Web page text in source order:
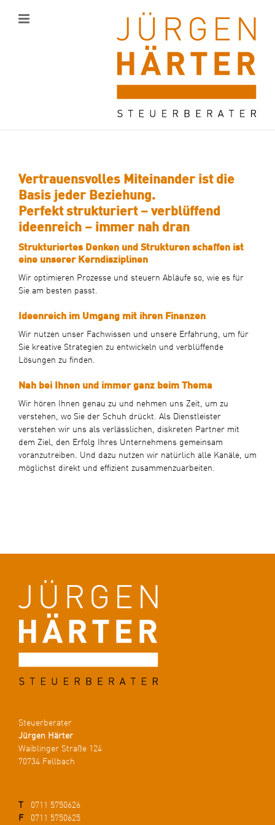
Inhalt
Vertrauensvolles Miteinander ist die
Basis jeder Beziehung.
Perfekt strukturiert – verblüffend
ideenreich – immer nah dran
Strukturiertes Denken und Strukturen schaffen ist
eine unserer Kerndisziplinen
Wir optimieren Prozesse und steuern Abläufe so, wie es für
Sie am besten passt.
Ideenreich im Umgang mit ihren Finanzen
Wir nutzen unser Fachwissen und unsere Erfahrung, um für
Sie kreative Strategien zu entwickeln und verblüffende
Lösungen zu finden.
Nah bei Ihnen und immer ganz beim Thema
Wir hören Ihnen genau zu und nehmen uns Zeit, um zu
verstehen, wo Sie der Schuh drückt. Als Dienstleister
verstehen wir uns als verlässlichen, diskreten Partner mit
dem Ziel, den Erfolg Ihres Unternehmens gemeinsam
voranzutreiben. Und dazu nutzen wir natürlich alle Kanäle, um
möglichst direkt und effizient zusammenzuarbeiten.
Steuerberater
Jürgen Härter
Waiblinger Straße 124
70734 Fellbach
T 0711 5750626
F 0711 5750625